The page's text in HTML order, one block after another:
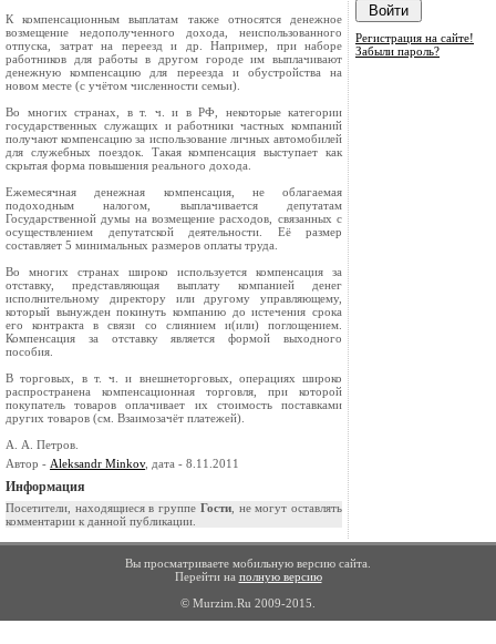
К компенсационным выплатам также относятся денежное
возмещение недополученного дохода, неиспользованного
отпуска, затрат на переезд и др. Например, при наборе
работников для работы в другом городе им выплачивают
денежную компенсацию для переезда и обустройства на
новом месте (с учётом численности семьи).
Во многих странах, в т. ч. и в РФ, некоторые категории
государственных служащих и работники частных компаний
получают компенсацию за использование личных автомобилей
для служебных поездок. Такая компенсация выступает как
скрытая форма повышения реального дохода.
Ежемесячная денежная компенсация, не облагаемая
подоходным налогом, выплачивается депутатам
Государственной думы на возмещение расходов, связанных с
осуществлением депутатской деятельности. Её размер
составляет 5 минимальных размеров оплаты труда.
Во многих странах широко используется компенсация за
отставку, представляющая выплату компанией денег
исполнительному директору или другому управляющему,
который вынужден покинуть компанию до истечения срока
его контракта в связи со слиянием и(или) поглощением.
Компенсация за отставку является формой выходного
пособия.
В торговых, в т. ч. и внешнеторговых, операциях широко
распространена компенсационная торговля, при которой
покупатель товаров оплачивает их стоимость поставками
других товаров (см. Взаимозачёт платежей).
А. А. Петров.
Автор - Aleksandr Minkov, дата - 8.11.2011
Информация
Посетители, находящиеся в группе Гости, не могут оставлять
комментарии к данной публикации.
Регистрация на сайте!
Забыли пароль?
Вы просматриваете мобильную версию сайта.
Перейти на полную версию
© Murzim.Ru 2009-2015.